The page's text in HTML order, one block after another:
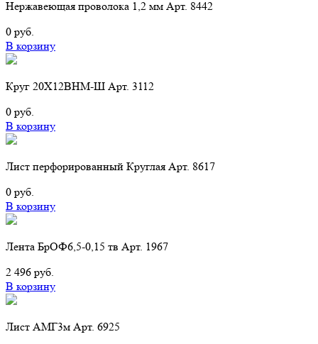
Нержавеющая проволока 1,2 мм Арт. 8442
0 руб.
В корзину
Круг 20Х12ВНМ-Ш Арт. 3112
0 руб.
В корзину
Лист перфорированный Круглая Арт. 8617
0 руб.
В корзину
Лента БрОФ6,5-0,15 тв Арт. 1967
2 496 руб.
В корзину
Лист АМГ3м Арт. 6925